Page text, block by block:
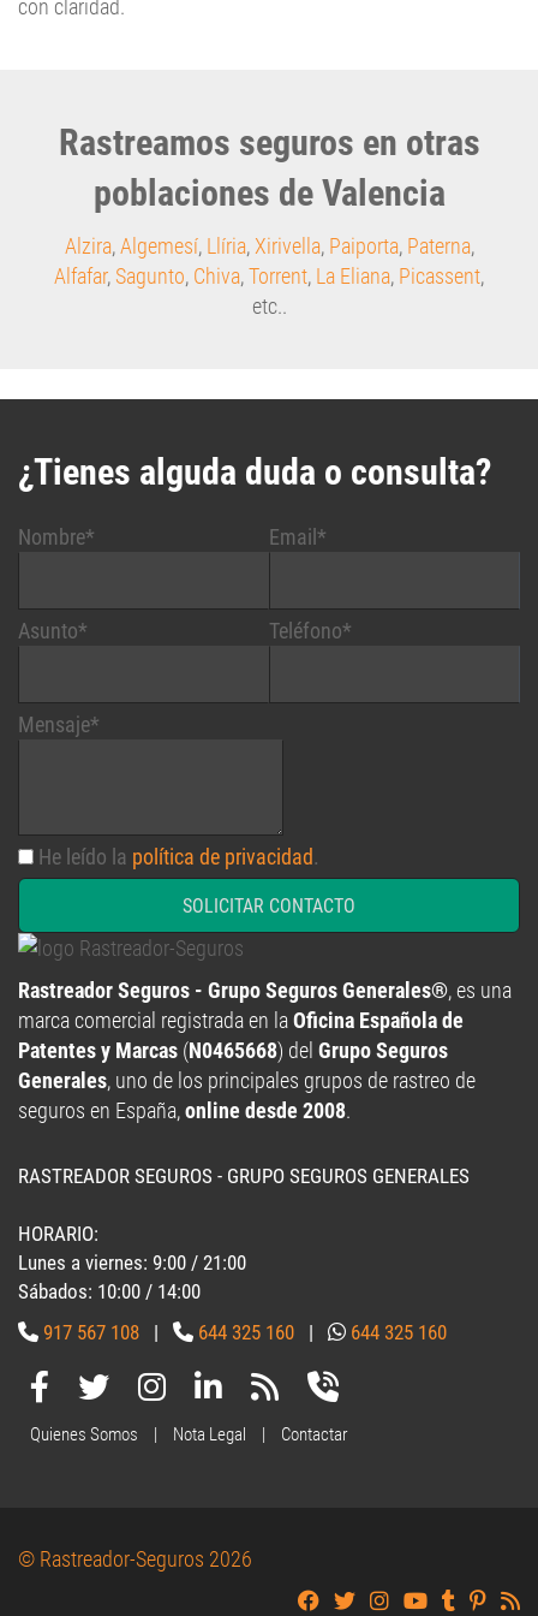
poblaciones de Valencia
Alzira,Algemesí,Llíria,Xirivella ,Paiporta,Paterna
Alfafar, Sagunto,Chiva, Torrent,La Eliana, Picassent
etc..
Nombre*
SOLICITAR CONTACTO
Rastreador Seguros - Grupo Seguros Generales®
marca comercial registrada en laOficina Española de
Patentes y Marcas(N0465668) delGrupo Seguros
Generales, uno de los principales grupos de rastreo de
seguros en España,online desde 2008.
Lunes a viernes: 9:00 / 21:00
Sábados: 10:00 / 14:00
917 567 108| 644 325 160
Quienes Somos | Nota Legal | Contactar